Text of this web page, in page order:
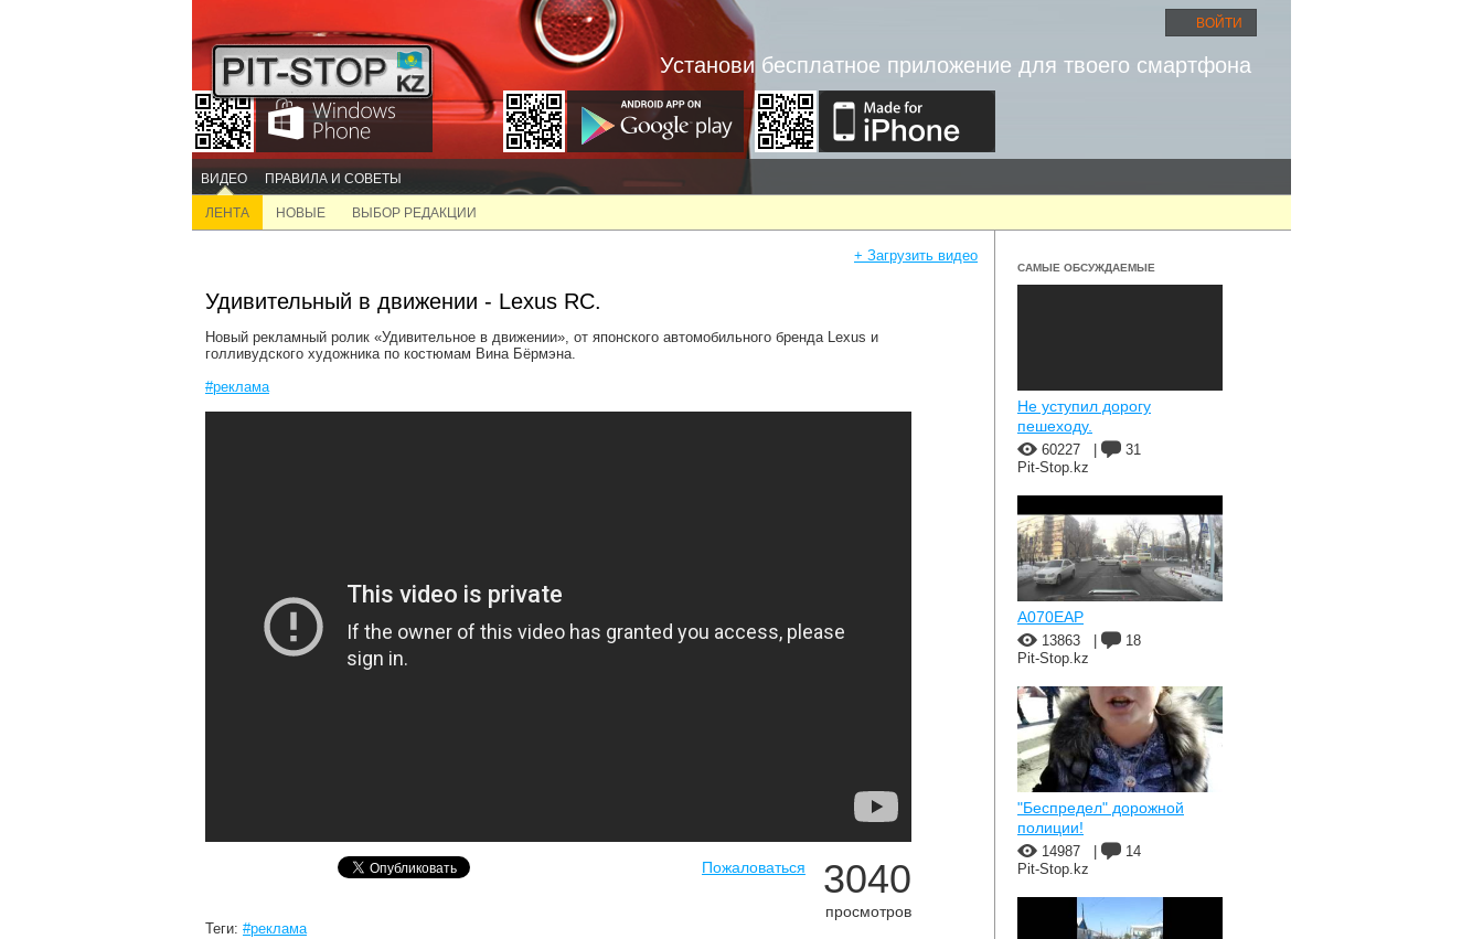
ВОЙТИ
Установи бесплатное приложение для твоего смартфона
ВИДЕО ПРАВИЛА И СОВЕТЫ
ЛЕНТА НОВЫЕ ВЫБОР РЕДАКЦИИ
+ Загрузить видео
Удивительный в движении - Lexus RC.
Новый рекламный ролик «Удивительное в движении», от японского автомобильного бренда Lexus и
голливудского художника по костюмам Вина Бёрмэна.
#реклама
Пожаловаться 3040
просмотров
Теги: #реклама
САМЫЕ ОБСУЖДАЕМЫЕ
Не уступил дорогу
пешеходу.
60227
31
Pit-Stop.kz
A070EAP
13863
18
Pit-Stop.kz
"Беспредел" дорожной
полиции!
14987
14
Pit-Stop.kz